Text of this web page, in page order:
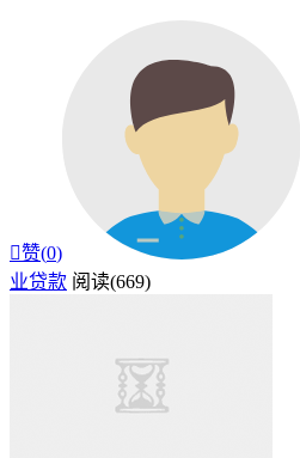
赞(0)
业贷款 阅读(669)